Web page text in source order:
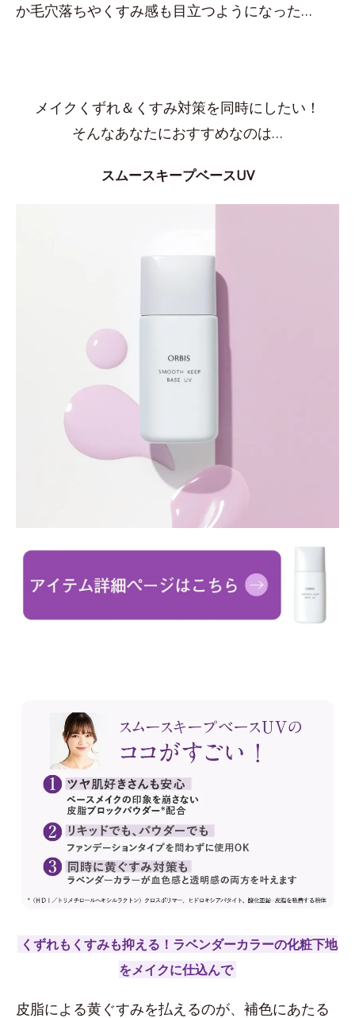
か毛穴落ちやくすみ感も目立つようになった…
メイクくずれ＆くすみ対策を同時にしたい！
そんなあなたにおすすめなのは…
スムースキープベースUV
くずれもくすみも抑える！ラベンダーカラーの化粧下地
をメイクに仕込んで
皮脂による黄ぐすみを払えるのが、補色にあたる